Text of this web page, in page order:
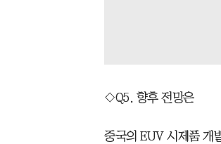
◇Q5. 향후 전망은
중국의 EUV 시제품 개